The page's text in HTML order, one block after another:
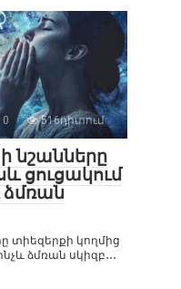
0 516դիտում
նշանները
ցուցակում
ձմռան
տիեզերքի կողմից
ձմռան սկիզբ․․․